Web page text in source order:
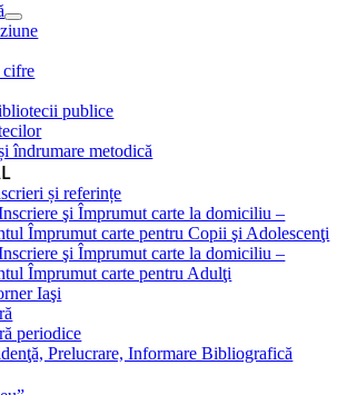
cifre
publice
îndrumare metodică
și referințe
şi Împrumut carte la domiciliu –
Împrumut carte pentru Copii şi Adolescenţi
şi Împrumut carte la domiciliu –
Împrumut carte pentru Adulţi
Iaşi
periodice
Prelucrare, Informare Bibliografică